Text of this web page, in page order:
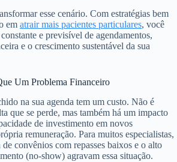
esse cenário. Com estratégias bem
em atrair mais pacientes particulares, você
e previsível de agendamentos,
e o crescimento sustentável da sua
Um Problema Financeiro
na sua agenda tem um custo. Não é
que se perde, mas também há um impacto
de investimento em novos
remuneração. Para muitos especialistas,
convênios com repasses baixos e o alto
(no-show) agravam essa situação.